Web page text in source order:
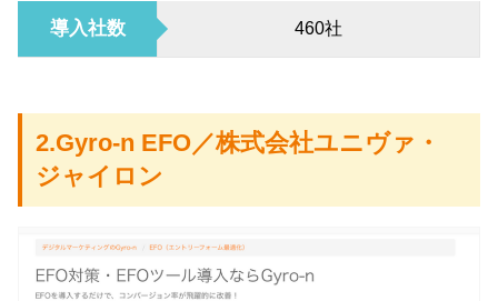
導入社数 460社
2.Gyro-n EFO／株式会社ユニヴァ・
ジャイロン